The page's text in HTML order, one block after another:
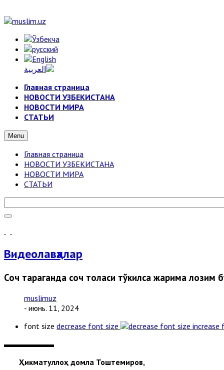
Главная страница
НОВОСТИ УЗБЕКИСТАНА
НОВОСТИ МИРА
СТАТЬИ
Menu
Главная страница
НОВОСТИ УЗБЕКИСТАНА
НОВОСТИ МИРА
СТАТЬИ
Видеолавҳалар
Соч тараганда соч толаси тўкилса жарима лозим
muslimuz
- июнь. 11, 2024
font size decrease font size increase
Ҳикматуллоҳ домла Тоштемиров,